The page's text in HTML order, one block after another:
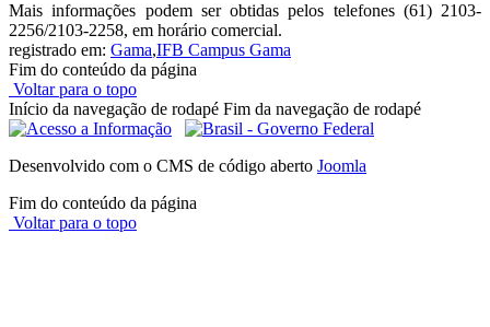
Mais informações podem ser obtidas pelos telefones (61) 2103-
2256/2103-2258, em horário comercial.
registrado em: Gama,IFB Campus Gama
Fim do conteúdo da página
Voltar para o topo
Início da navegação de rodapé Fim da navegação de rodapé
Desenvolvido com o CMS de código aberto Joomla
Fim do conteúdo da página
Voltar para o topo